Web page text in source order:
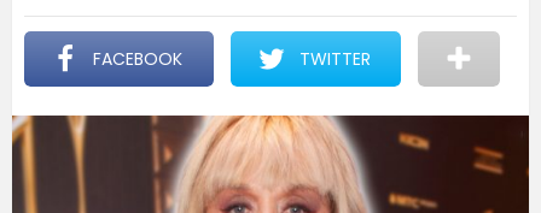
FACEBOOK TWITTER